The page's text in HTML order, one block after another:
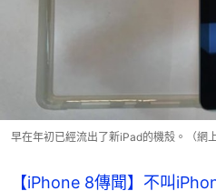
早在年初已經流出了新iPad的機殼。（網上
【iPhone 8傳聞】不叫